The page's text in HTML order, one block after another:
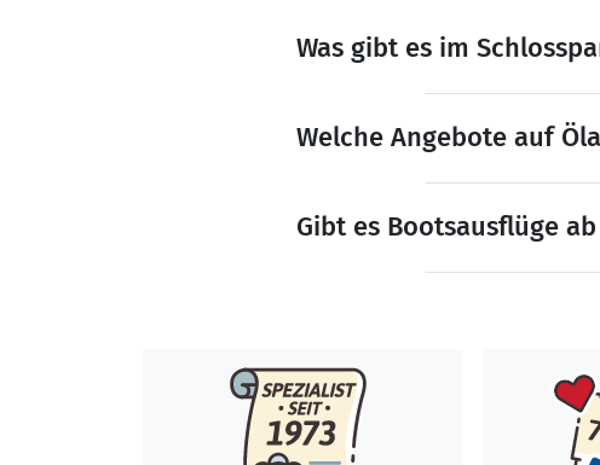
Was gibt es im
Welche Angebote auf
Gibt es Bootsausflüge